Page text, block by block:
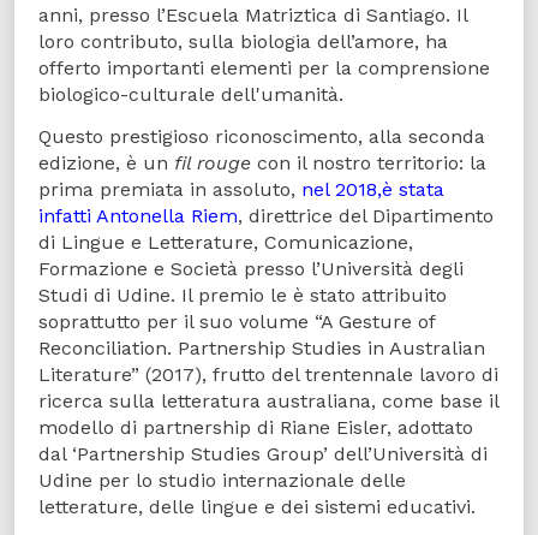
anni, presso l’Escuela Matriztica di Santiago. Il
loro contributo, sulla biologia dell’amore, ha
offerto importanti elementi per la comprensione
biologico-culturale dell'umanità.
Questo prestigioso riconoscimento, alla seconda
edizione, è un fil rouge con il nostro territorio: la
prima premiata in assoluto, nel 2018,è stata
infatti Antonella Riem, direttrice del Dipartimento
di Lingue e Letterature, Comunicazione,
Formazione e Società presso l’Università degli
Studi di Udine. Il premio le è stato attribuito
soprattutto per il suo volume “A Gesture of
Reconciliation. Partnership Studies in Australian
Literature” (2017), frutto del trentennale lavoro di
ricerca sulla letteratura australiana, come base il
modello di partnership di Riane Eisler, adottato
dal ‘Partnership Studies Group’ dell’Università di
Udine per lo studio internazionale delle
letterature, delle lingue e dei sistemi educativi.